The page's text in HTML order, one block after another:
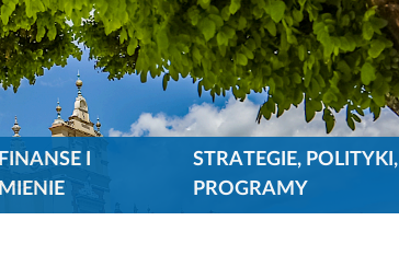
FINANSE I
MIENIE
STRATEGIE, POLITYKI,
PROGRAMY